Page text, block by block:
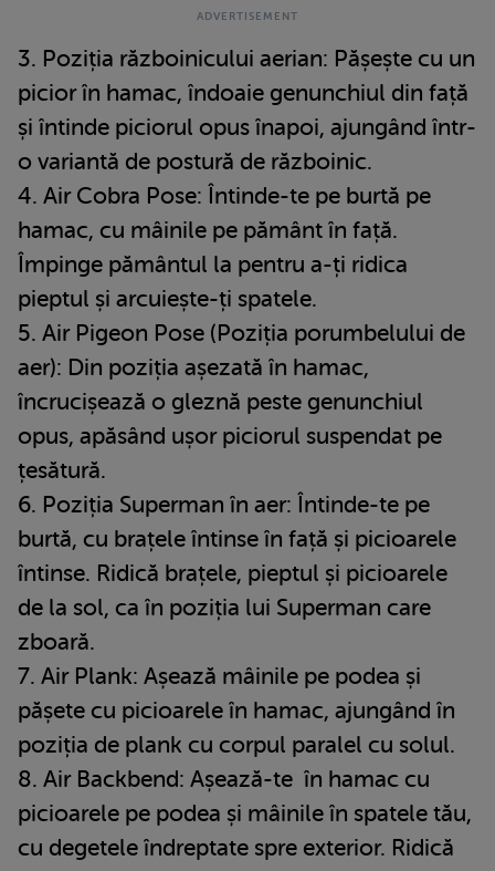
3. Poziția războinicului aerian: Pășește cu un
picior în hamac, îndoaie genunchiul din față
și întinde piciorul opus înapoi, ajungând într-
o variantă de postură de războinic.
4. Air Cobra Pose: Întinde-te pe burtă pe
hamac, cu mâinile pe pământ în față.
Împinge pământul la pentru a-ți ridica
pieptul și arcuiește-ți spatele.
5. Air Pigeon Pose (Poziția porumbelului de
aer): Din poziția așezată în hamac,
încrucișează o gleznă peste genunchiul
opus, apăsând ușor piciorul suspendat pe
țesătură.
6. Poziția Superman în aer: Întinde-te pe
burtă, cu brațele întinse în față și picioarele
întinse. Ridică brațele, pieptul și picioarele
de la sol, ca în poziția lui Superman care
zboară.
7. Air Plank: Așează mâinile pe podea și
pășete cu picioarele în hamac, ajungând în
poziția de plank cu corpul paralel cu solul.
8. Air Backbend: Așează-te în hamac cu
picioarele pe podea și mâinile în spatele tău,
cu degetele îndreptate spre exterior. Ridică